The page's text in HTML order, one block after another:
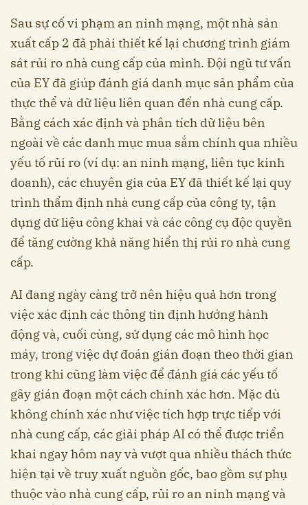
Sau sự cố vi phạm an ninh mạng, một nhà sản
xuất cấp 2 đã phải thiết kế lại chương trình giám
sát rủi ro nhà cung cấp của mình. Đội ngũ tư vấn
của EY đã giúp đánh giá danh mục sản phẩm của
thực thể và dữ liệu liên quan đến nhà cung cấp.
Bằng cách xác định và phân tích dữ liệu bên
ngoài về các danh mục mua sắm chính qua nhiều
yếu tố rủi ro (ví dụ: an ninh mạng, liên tục kinh
doanh), các chuyên gia của EY đã thiết kế lại quy
trình thẩm định nhà cung cấp của công ty, tận
dụng dữ liệu công khai và các công cụ độc quyền
để tăng cường khả năng hiển thị rủi ro nhà cung
cấp.
AI đang ngày càng trở nên hiệu quả hơn trong
việc xác định các thông tin định hướng hành
động và, cuối cùng, sử dụng các mô hình học
máy, trong việc dự đoán gián đoạn theo thời gian
trong khi cũng làm việc để đánh giá các yếu tố
gây gián đoạn một cách chính xác hơn. Mặc dù
không chính xác như việc tích hợp trực tiếp với
nhà cung cấp, các giải pháp AI có thể được triển
khai ngay hôm nay và vượt qua nhiều thách thức
hiện tại về truy xuất nguồn gốc, bao gồm sự phụ
thuộc vào nhà cung cấp, rủi ro an ninh mạng và